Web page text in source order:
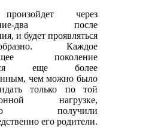
через
два после
и будет проявляться
Каждое
поколение
еще более
чем можно было
только по той
нагрузке,
получили
его родители.